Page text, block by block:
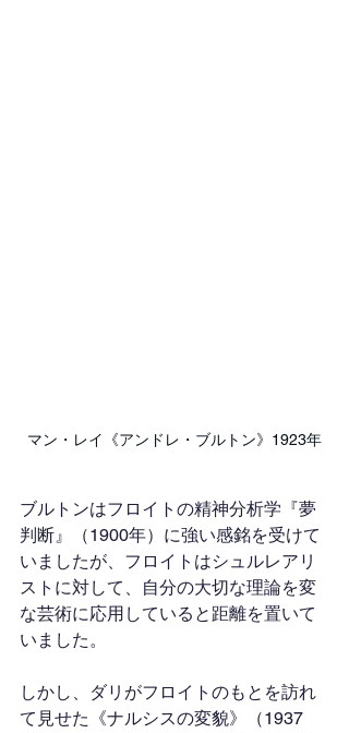
マン・レイ《アンドレ・ブルトン》1923年
ブルトンはフロイトの精神分析学『夢
判断』（1900年）に強い感銘を受けて
いましたが、フロイトはシュルレアリ
ストに対して、自分の大切な理論を変
な芸術に応用していると距離を置いて
いました。
しかし、ダリがフロイトのもとを訪れ
て見せた《ナルシスの変貌》（1937